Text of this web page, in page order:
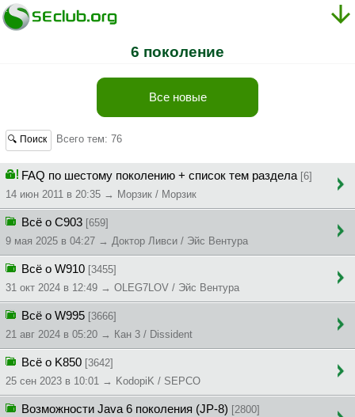
6 поколение
Все новые
🔍 Поиск Всего тем: 76
FAQ по шестому поколению + список тем раздела [6]
14 июн 2011 в 20:35 → Морзик / Морзик
Всё о C903 [659]
9 мая 2025 в 04:27 → Доктор Ливси / Эйс Вентура
Всё о W910 [3455]
31 окт 2024 в 12:49 → OLEG7LOV / Эйс Вентура
Всё о W995 [3666]
21 авг 2024 в 05:20 → Кан 3 / Dissident
Всё о K850 [3642]
25 сен 2023 в 10:01 → KodopiK / SEPCO
Возможности Java 6 поколения (JP-8) [2800]